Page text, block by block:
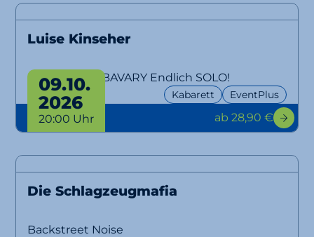
Luise Kinseher
MARY FROM BAVARY Endlich SOLO!
Kabarett EventPlus
09.10.
2026
20:00 Uhr ab 28,90 €
Die Schlagzeugmafia
Backstreet Noise